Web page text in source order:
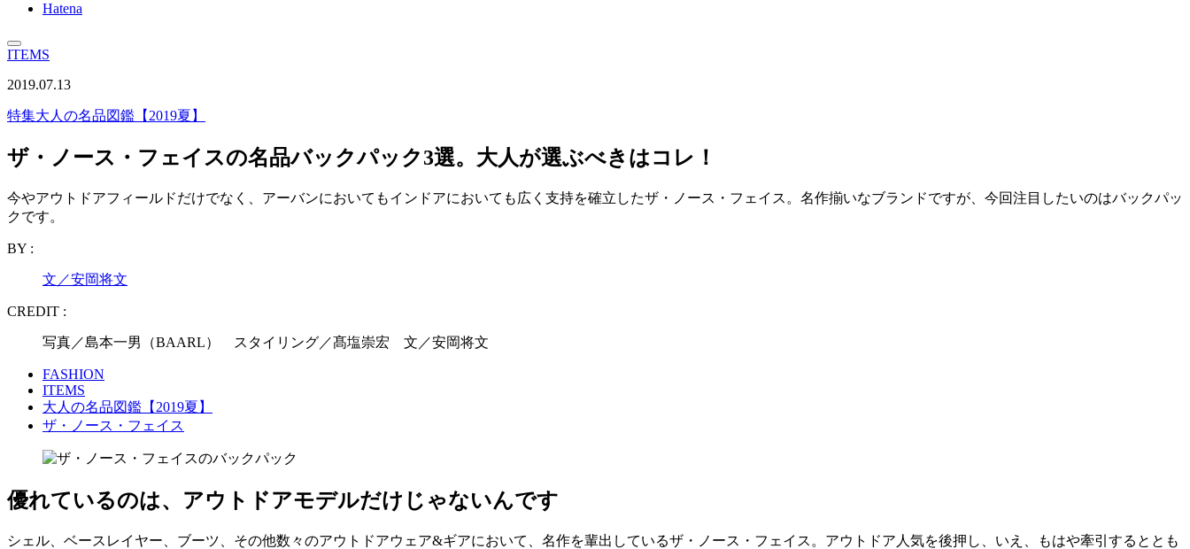
Hatena
ITEMS
2019.07.13
特集大人の名品図鑑【2019夏】
ザ・ノース・フェイスの名品バックパック3選。大人が選ぶべきはコレ！
今やアウトドアフィールドだけでなく、アーバンにおいてもインドアにおいても広く支持を確立したザ・ノース・フェイス。名作揃いなブランドですが、今回注目したいのはバックパッ
クです。
BY :
文／安岡将文
CREDIT :
写真／島本一男（BAARL） スタイリング／髙塩崇宏 文／安岡将文
FASHION
ITEMS
大人の名品図鑑【2019夏】
ザ・ノース・フェイス
優れているのは、アウトドアモデルだけじゃないんです
シェル、ベースレイヤー、ブーツ、その他数々のアウトドアウェア&ギアにおいて、名作を輩出しているザ・ノース・フェイス。アウトドア人気を後押し、いえ、もはや牽引するととも